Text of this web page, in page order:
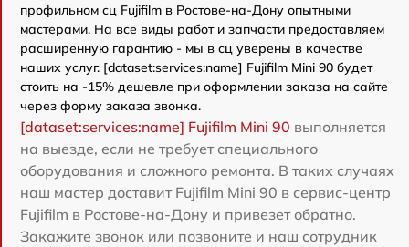
профильном сц Fujifilm в Ростове-на-Дону опытными
мастерами. На все виды работ и запчасти предоставляем
расширенную гарантию - мы в сц уверены в качестве
наших услуг. [dataset:services:name] Fujifilm Mini 90 будет
стоить на -15% дешевле при оформлении заказа на сайте
через форму заказа звонка.
[dataset:services:name] Fujifilm Mini 90 выполняется
на выезде, если не требует специального
оборудования и сложного ремонта. В таких случаях
наш мастер доставит Fujifilm Mini 90 в сервис-центр
Fujifilm в Ростове-на-Дону и привезет обратно.
Закажите звонок или позвоните и наш сотрудник